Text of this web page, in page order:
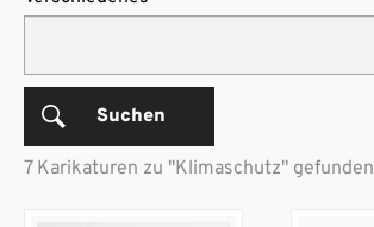
Suchen
7 Karikaturen zu "Klimaschutz"